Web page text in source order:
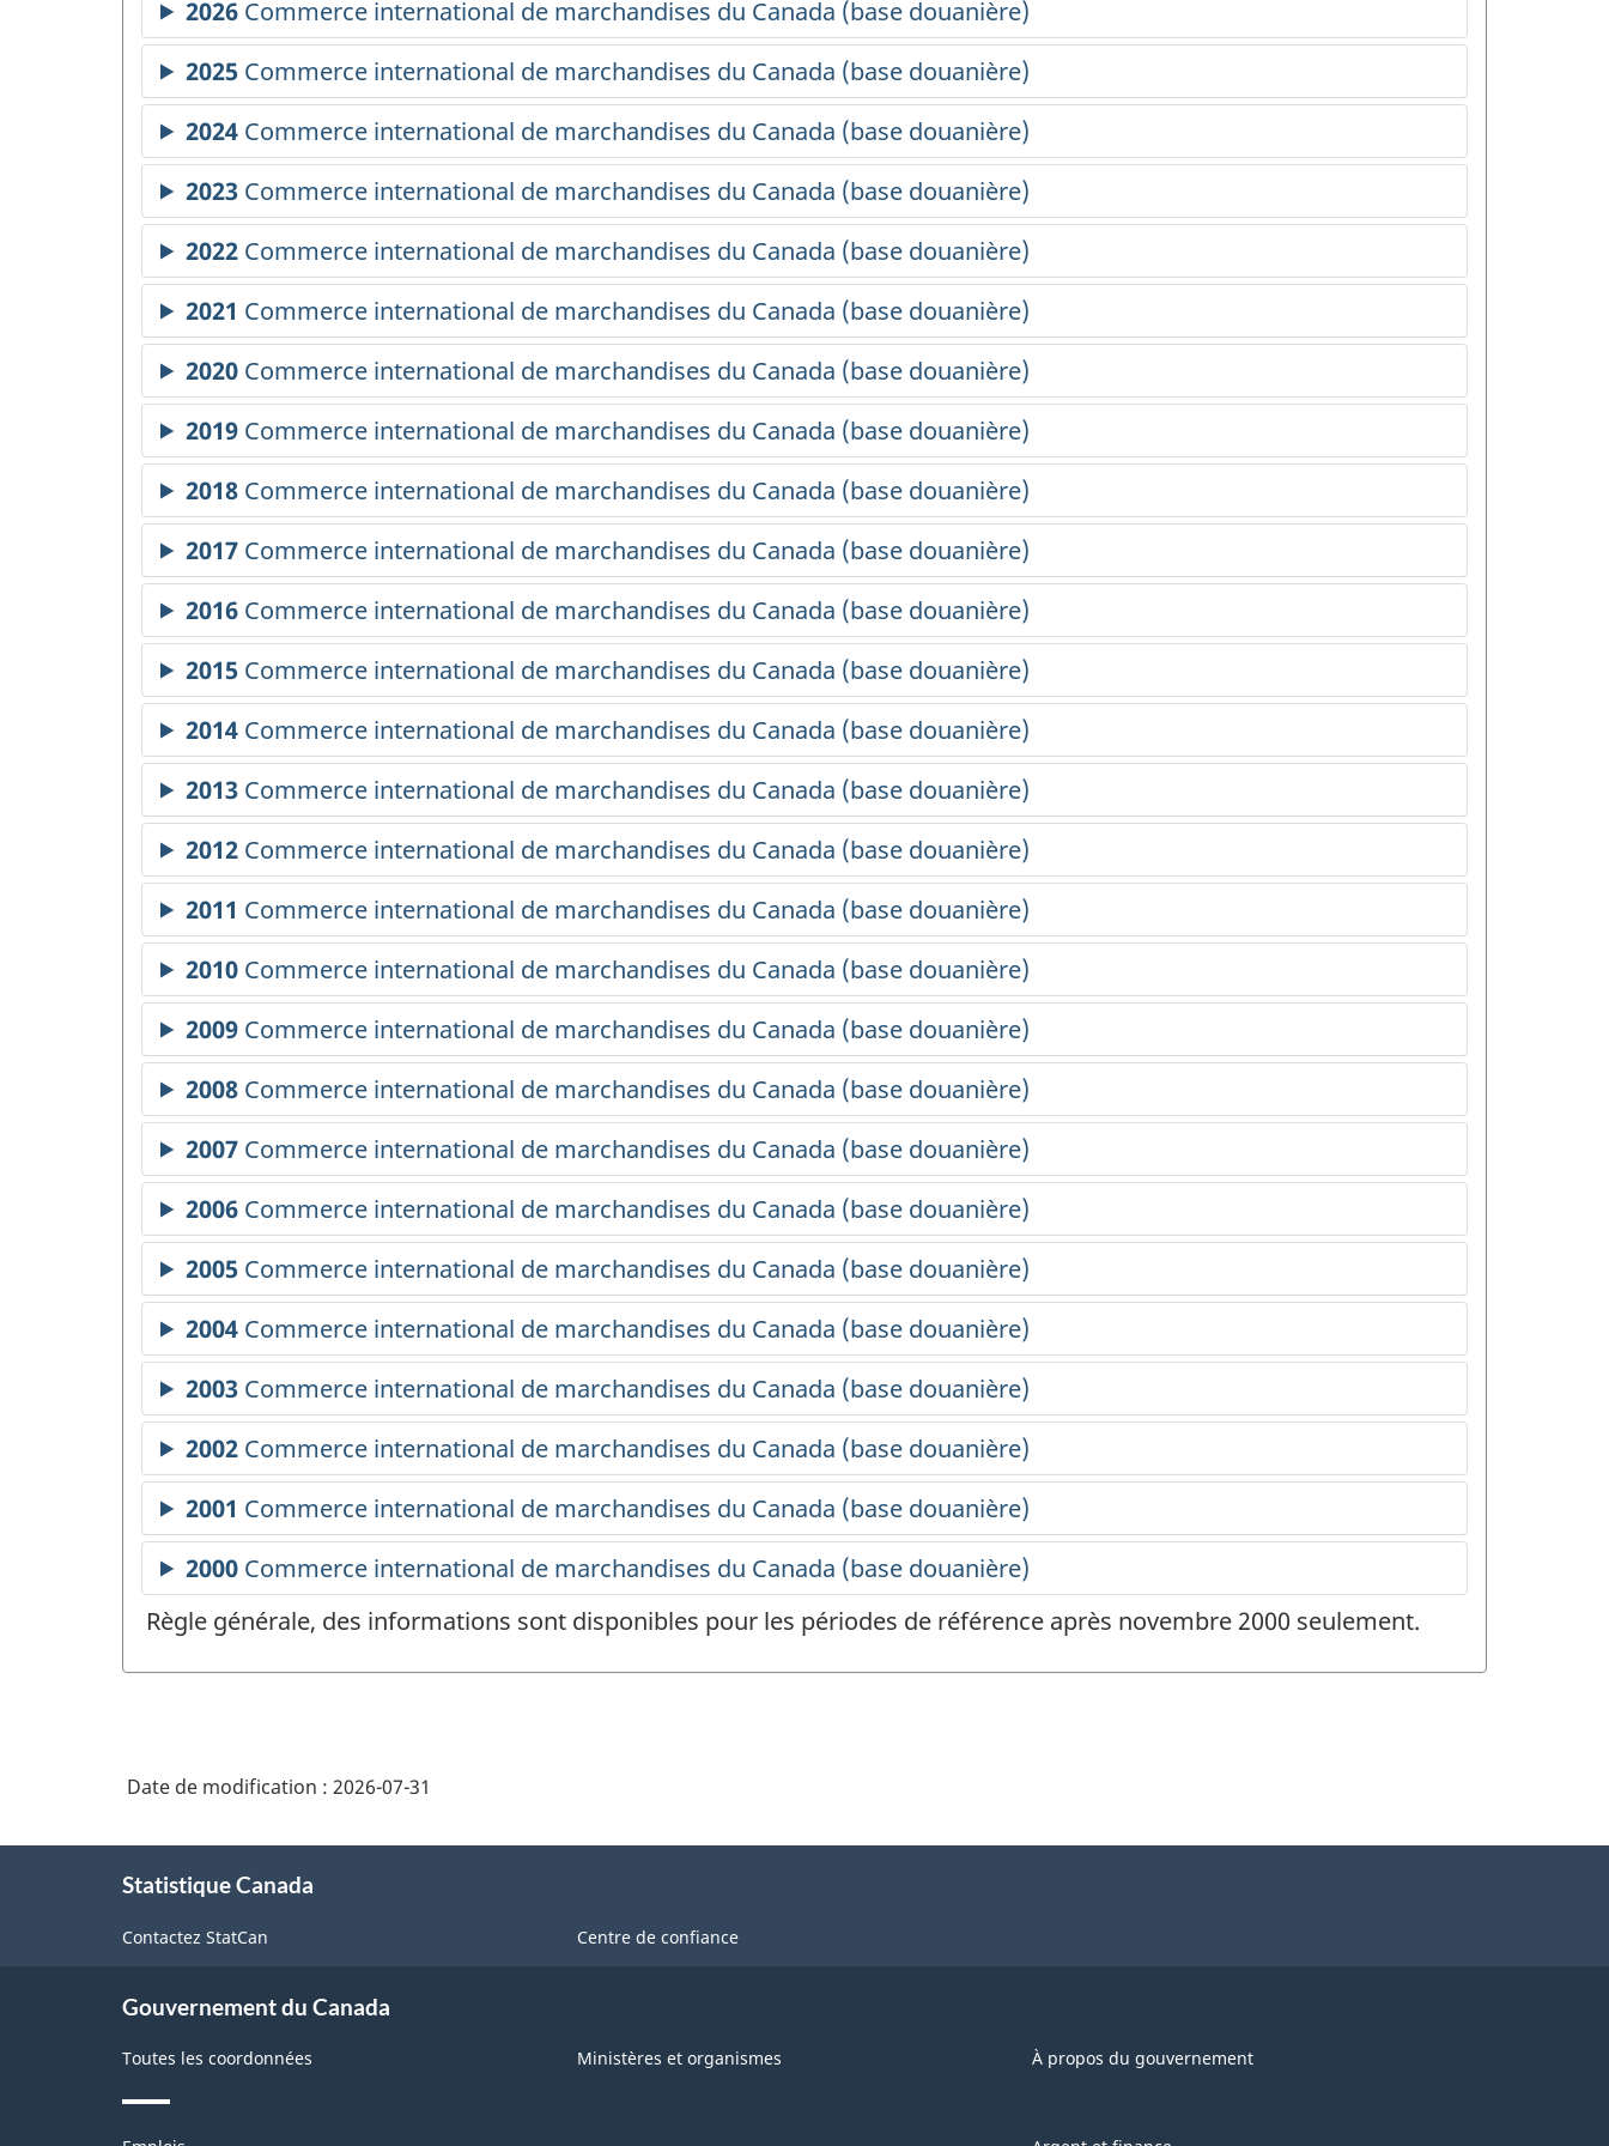
Règle générale, des informations sont disponibles pour les périodes de référence après novembre 2000 seulement.
Date de modification : 2026-07-31
Statistique Canada
Contactez StatCan Centre de confiance
Gouvernement du Canada
Toutes les coordonnées Ministères et organismes À propos du gouvernement